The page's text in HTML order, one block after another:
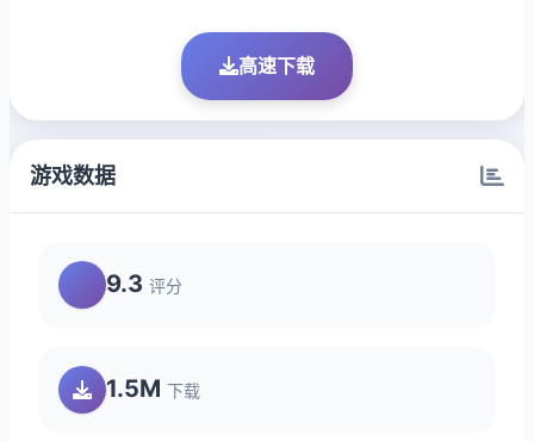
高速下载
游戏数据
9.3 评分
1.5M 下载